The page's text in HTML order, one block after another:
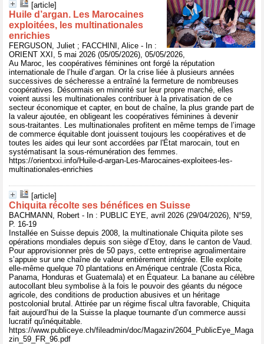
[article]
Huile d’argan. Les Marocaines
exploitées, les multinationales
enrichies
FERGUSON, Juliet ; FACCHINI, Alice - In :
ORIENT XXI, 5 mai 2026 (05/05/2026), 05/05/2026,
Au Maroc, les coopératives féminines ont forgé la réputation
internationale de l’huile d’argan. Or la crise liée à plusieurs années
successives de sécheresse a entraîné la fermeture de nombreuses
coopératives. Désormais en minorité sur leur propre marché, elles
voient aussi les multinationales contribuer à la privatisation de ce
secteur économique et capter, en bout de chaîne, la plus grande part de
la valeur ajoutée, en obligeant les coopératives féminines à devenir
sous-traitantes. Les multinationales profitent en même temps de l’image
de commerce équitable dont jouissent toujours les coopératives et de
toutes les aides qui leur sont accordées par l'État marocain, tout en
systématisant la sous-rémunération des femmes.
https://orientxxi.info/Huile-d-argan-Les-Marocaines-exploitees-les-
multinationales-enrichies
[article]
Chiquita récolte ses bénéfices en Suisse
BACHMANN, Robert - In : PUBLIC EYE, avril 2026 (29/04/2026), N°59,
P. 16-19
Installée en Suisse depuis 2008, la multinationale Chiquita pilote ses
opérations mondiales depuis son siège d’Etoy, dans le canton de Vaud.
Pour approvisionner près de 50 pays, cette entreprise agroalimentaire
s’appuie sur une chaîne de valeur entièrement intégrée. Elle exploite
elle-même quelque 70 plantations en Amérique centrale (Costa Rica,
Panama, Honduras et Guatemala) et en Équateur. La banane au célèbre
autocollant bleu symbolise à la fois le pouvoir des géants du négoce
agricole, des conditions de production abusives et un héritage
postcolonial brutal. Attirée par un régime fiscal ultra favorable, Chiquita
fait aujourd’hui de la Suisse la plaque tournante d’un commerce aussi
lucratif qu'inéquitable.
https://www.publiceye.ch/fileadmin/doc/Magazin/2604_PublicEye_Maga
zin_59_FR_96.pdf